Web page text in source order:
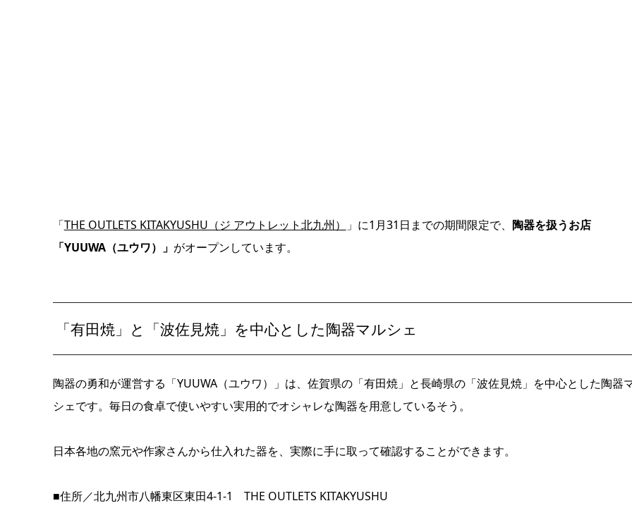
「THE OUTLETS KITAKYUSHU（ジ アウトレット北九州） 」に1月31日までの期間限定で、 陶器を扱うお店
「YUUWA（ユウワ）」 がオープンしています。
「有田焼」と「波佐見焼」を中心とした陶器マルシェ
陶器の勇和が運営する「YUUWA（ユウワ）」は、佐賀県の「有田焼」と長崎県の「波佐見焼」を中心とした陶器
シェです。毎日の食卓で使いやすい実用的でオシャレな陶器を用意しているそう。
日本各地の窯元や作家さんから仕入れた器を、実際に手に取って確認することができます。
■住所／北九州市八幡東区東田4-1-1 THE OUTLETS KITAKYUSHU